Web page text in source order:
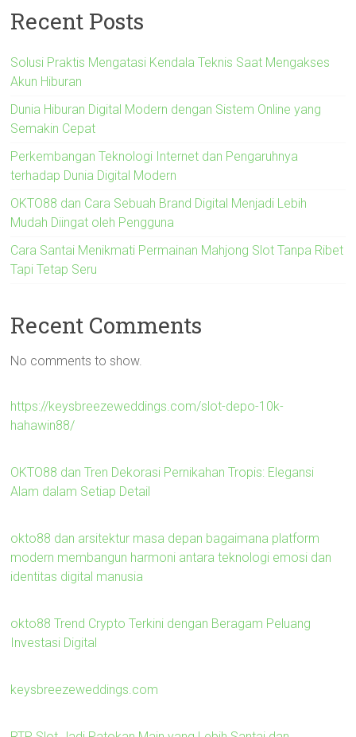
Recent Posts
Solusi Praktis Mengatasi Kendala Teknis Saat Mengakses
Akun Hiburan
Dunia Hiburan Digital Modern dengan Sistem Online yang
Semakin Cepat
Perkembangan Teknologi Internet dan Pengaruhnya
terhadap Dunia Digital Modern
OKTO88 dan Cara Sebuah Brand Digital Menjadi Lebih
Mudah Diingat oleh Pengguna
Cara Santai Menikmati Permainan Mahjong Slot Tanpa Ribet
Tapi Tetap Seru
Recent Comments
No comments to show.
https://keysbreezeweddings.com/slot-depo-10k-
hahawin88/
OKTO88 dan Tren Dekorasi Pernikahan Tropis: Elegansi
Alam dalam Setiap Detail
okto88 dan arsitektur masa depan bagaimana platform
modern membangun harmoni antara teknologi emosi dan
identitas digital manusia
okto88 Trend Crypto Terkini dengan Beragam Peluang
Investasi Digital
keysbreezeweddings.com